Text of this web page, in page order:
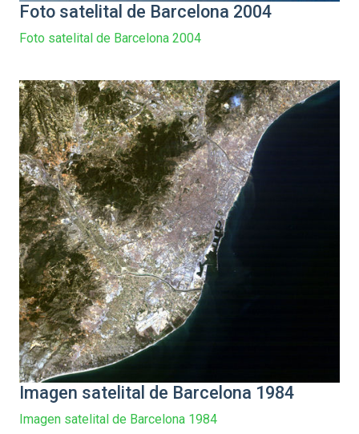
Foto satelital de Barcelona 2004
Foto satelital de Barcelona 2004
Imagen satelital de Barcelona 1984
Imagen satelital de Barcelona 1984